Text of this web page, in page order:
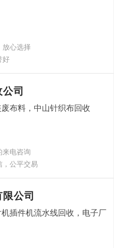
放心选择
好
司
布料，中山针织布回收
来电咨询
公平交易
公司
插件机流水线回收，电子厂